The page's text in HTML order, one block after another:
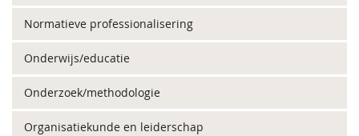
Normatieve professionalisering
Onderwijs/educatie
Onderzoek/methodologie
Organisatiekunde en leiderschap